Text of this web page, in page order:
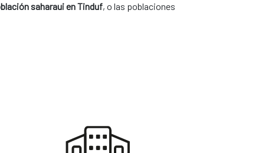
saharaui en Tinduf, o las poblaciones